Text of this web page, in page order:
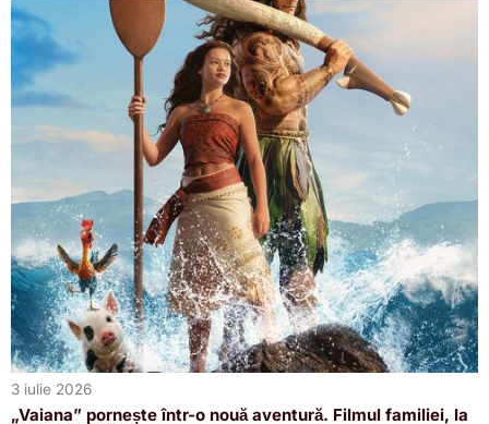
3 iulie 2026
„Vaiana” pornește într-o nouă aventură. Filmul familiei, la